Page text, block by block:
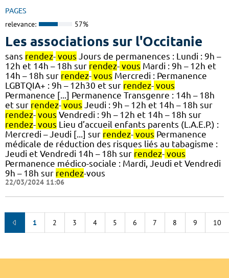
PAGES
relevance: 57%
Les associations sur l'Occitanie
sans rendez- vous Jours de permanences : Lundi : 9h –
12h et 14h – 18h sur rendez- vous Mardi : 9h – 12h et
14h – 18h sur rendez- vous Mercredi : Permanence
LGBTQIA+ : 9h – 12h30 et sur rendez- vous
Permanence [...] Permanence Transgenre : 14h – 18h
et sur rendez- vous Jeudi : 9h – 12h et 14h – 18h sur
rendez- vous Vendredi : 9h – 12h et 14h – 18h sur
rendez- vous Lieu d’accueil enfants parents (L.A.E.P.) :
Mercredi – Jeudi [...] sur rendez- vous Permanence
médicale de réduction des risques liés au tabagisme :
Jeudi et Vendredi 14h – 18h sur rendez- vous
Permanence médico-sociale : Mardi, Jeudi et Vendredi
9h – 18h sur rendez-vous
22/03/2024 11:06
1 2 3 4 5 6 7 8 9 10